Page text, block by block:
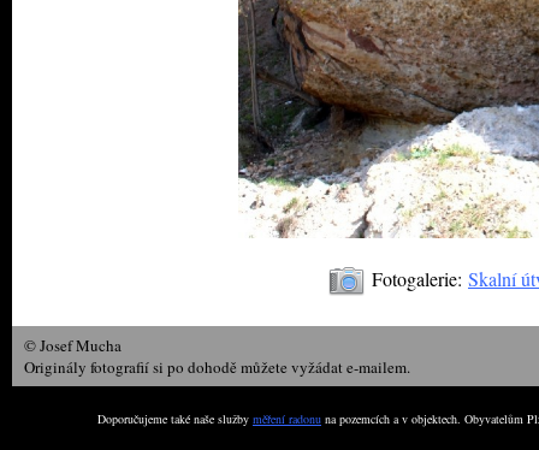
Fotogalerie: Skalní
© Josef Mucha
Originály fotografií si po dohodě můžete vyžádat e-mailem.
Doporučujeme také naše služby měření radonu na pozemcích a v objektech. Obyvatelům